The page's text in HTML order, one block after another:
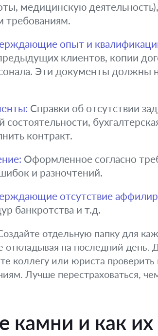
медицинскую
требованиям.
опыт и
клиентов, копии
Эти документы должны
Справки об отсутствии
состоятельности,
контракт.
Оформленное согласно
и разночтений.
отсутствие
банкротства и т.д.
отдельную папку для
откладывая на последний день.
коллегу или юриста
Лучше перестраховаться,
камни и как